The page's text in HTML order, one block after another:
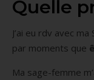
Quelle
J’ai eu rdv avec
par moments que
Ma sage-femme